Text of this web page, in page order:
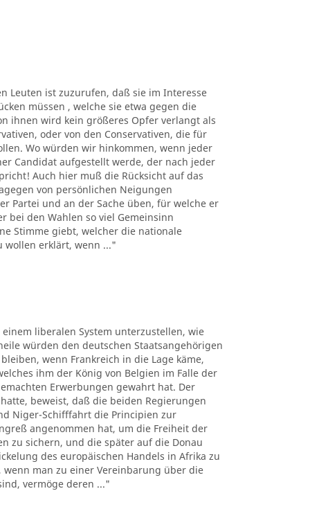
Leuten ist zuzurufen, daß sie im Interesse
müssen , welche sie etwa gegen die
ihnen wird kein größeres Opfer verlangt als
oder von den Conservativen, die für
Wo würden wir hinkommen, wenn jeder
Candidat aufgestellt werde, der nach jeder
Auch hier muß die Rücksicht auf das
von persönlichen Neigungen
Partei und an der Sache üben, für welche er
bei den Wahlen so viel Gemeinsinn
Stimme giebt, welcher die nationale
wollen erklärt, wenn ..."
liberalen System unterzustellen, wie
würden den deutschen Staatsangehörigen
wenn Frankreich in die Lage käme,
ihm der König von Belgien im Falle der
Erwerbungen gewahrt hat. Der
beweist, daß die beiden Regierungen
Niger-Schifffahrt die Principien zur
angenommen hat, um die Freiheit der
zu sichern, und die später auf die Donau
des europäischen Handels in Afrika zu
man zu einer Vereinbarung über die
vermöge deren ..."